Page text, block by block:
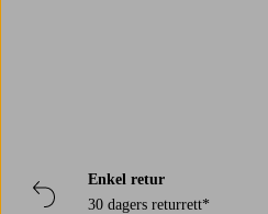
Enkel retur
30 dagers returrett*